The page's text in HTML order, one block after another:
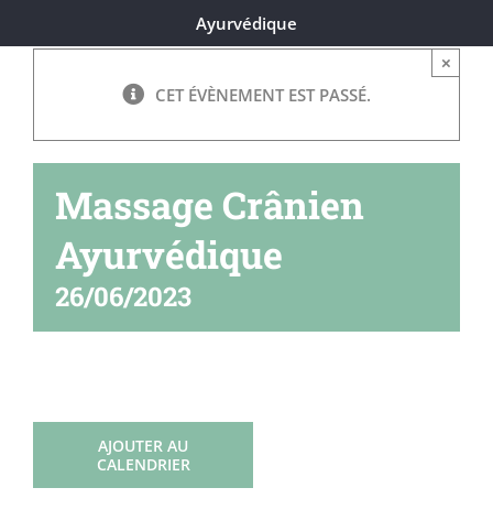
Ayurvédique
CET ÉVÈNEMENT EST PASSÉ.
×
Massage Crânien
Ayurvédique
26/06/2023
AJOUTER AU
CALENDRIER